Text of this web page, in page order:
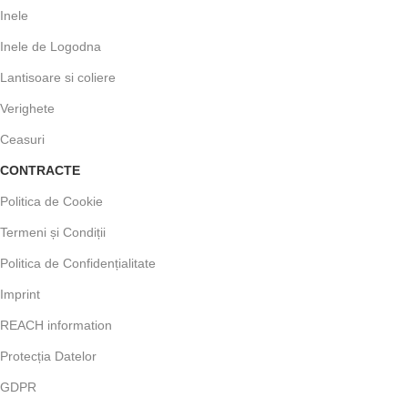
Inele
Inele de Logodna
Lantisoare si coliere
Verighete
Ceasuri
CONTRACTE
Politica de Cookie
Termeni și Condiții
Politica de Confidențialitate
Imprint
REACH information
Protecția Datelor
GDPR